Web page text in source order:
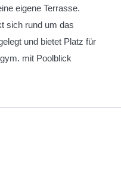
eigene Terrasse.
sich rund um das
und bietet Platz für
mit Poolblick